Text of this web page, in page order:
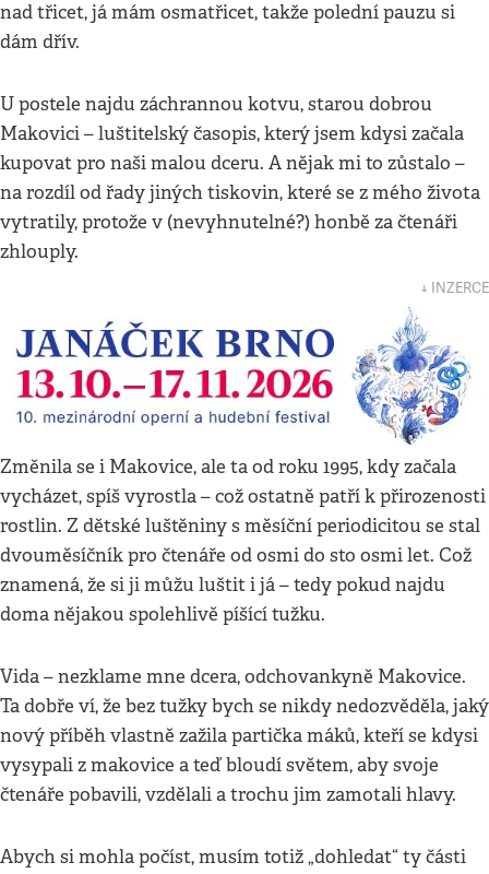
nad třicet, já mám osmatřicet, takže polední pauzu si
dám dřív.
U postele najdu záchrannou kotvu, starou dobrou
Makovici – luštitelský časopis, který jsem kdysi začala
kupovat pro naši malou dceru. A nějak mi to zůstalo –
na rozdíl od řady jiných tiskovin, které se z mého života
vytratily, protože v (nevyhnutelné?) honbě za čtenáři
zhlouply.
↓ INZERCE
Změnila se i Makovice, ale ta od roku 1995, kdy začala
vycházet, spíš vyrostla – což ostatně patří k přirozenosti
rostlin. Z dětské luštěniny s měsíční periodicitou se stal
dvouměsíčník pro čtenáře od osmi do sto osmi let. Což
znamená, že si ji můžu luštit i já – tedy pokud najdu
doma nějakou spolehlivě píšící tužku.
Vida – nezklame mne dcera, odchovankyně Makovice.
Ta dobře ví, že bez tužky bych se nikdy nedozvěděla, jaký
nový příběh vlastně zažila partička máků, kteří se kdysi
vysypali z makovice a teď bloudí světem, aby svoje
čtenáře pobavili, vzdělali a trochu jim zamotali hlavy.
Abych si mohla počíst, musím totiž „dohledat“ ty části